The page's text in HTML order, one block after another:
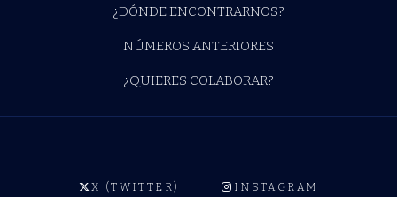
¿DÓNDE ENCONTRARNOS?
NÚMEROS ANTERIORES
¿QUIERES COLABORAR?
X (TWITTER) INSTAGRAM